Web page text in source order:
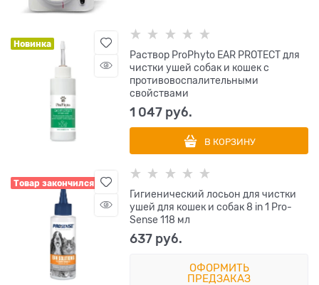
Новинка
Раствор ProPhyto EAR PROTECT для
чистки ушей собак и кошек с
противовоспалительными
свойствами
1 047 руб.
В КОРЗИНУ
Товар закончился
Гигиенический лосьон для чистки
ушей для кошек и собак 8 in 1 Pro-
Sense 118 мл
637 руб.
ОФОРМИТЬ
ПРЕДЗАКАЗ